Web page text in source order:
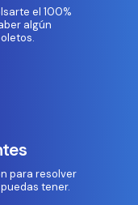
el 100%
algún
para resolver
tener.